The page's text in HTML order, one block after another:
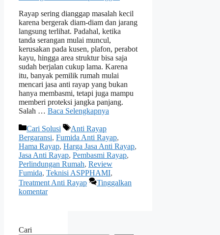
Rayap sering dianggap masalah kecil
karena bergerak diam-diam dan jarang
langsung terlihat. Padahal, ketika
tanda serangan mulai muncul,
kerusakan pada kusen, plafon, perabot
kayu, hingga area struktur bisa saja
sudah berjalan cukup lama. Karena
itu, banyak pemilik rumah mulai
mencari jasa anti rayap yang bukan
hanya membasmi, tetapi juga mampu
memberi proteksi jangka panjang.
Salah … Baca Selengkapnya
Kategori
Cari Solusi Tag
Anti Rayap
Bergaransi, Fumida Anti Rayap,
Hama Rayap, Harga Jasa Anti Rayap,
Jasa Anti Rayap, Pembasmi Rayap,
Perlindungan Rumah, Review
Fumida, Teknisi ASPPHAMI,
Treatment Anti Rayap
Tinggalkan
komentar
Cari